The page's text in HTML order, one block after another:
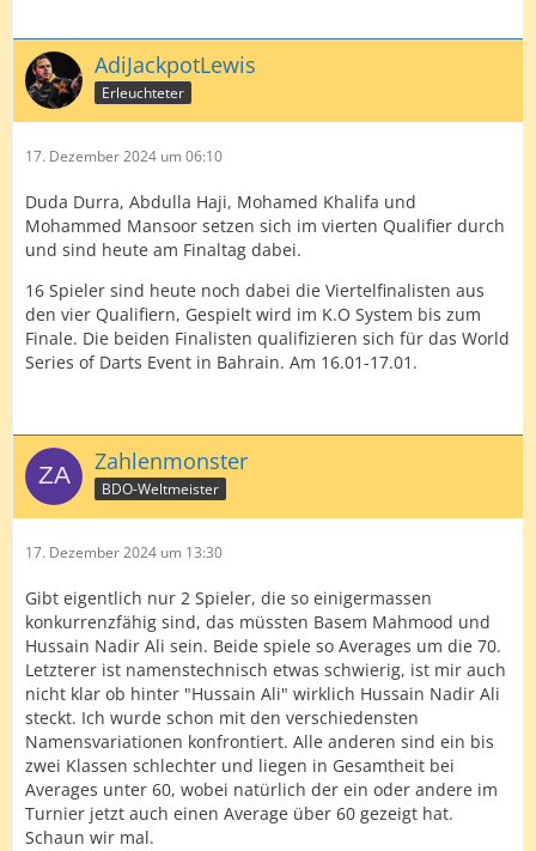
AdiJackpotLewis
Erleuchteter
17. Dezember 2024 um 06:10
Duda Durra, Abdulla Haji, Mohamed Khalifa und
Mohammed Mansoor setzen sich im vierten Qualifier durch
und sind heute am Finaltag dabei.
16 Spieler sind heute noch dabei die Viertelfinalisten aus
den vier Qualifiern, Gespielt wird im K.O System bis zum
Finale. Die beiden Finalisten qualifizieren sich für das World
Series of Darts Event in Bahrain. Am 16.01-17.01.
Zahlenmonster
BDO-Weltmeister
17. Dezember 2024 um 13:30
Gibt eigentlich nur 2 Spieler, die so einigermassen
konkurrenzfähig sind, das müssten Basem Mahmood und
Hussain Nadir Ali sein. Beide spiele so Averages um die 70.
Letzterer ist namenstechnisch etwas schwierig, ist mir auch
nicht klar ob hinter "Hussain Ali" wirklich Hussain Nadir Ali
steckt. Ich wurde schon mit den verschiedensten
Namensvariationen konfrontiert. Alle anderen sind ein bis
zwei Klassen schlechter und liegen in Gesamtheit bei
Averages unter 60, wobei natürlich der ein oder andere im
Turnier jetzt auch einen Average über 60 gezeigt hat.
Schaun wir mal.